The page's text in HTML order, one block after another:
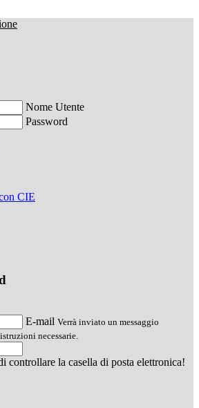
Nome Utente
Password
CIE
E-mail Verrà inviato un messaggio
necessarie.
controllare la casella di posta elettronica!